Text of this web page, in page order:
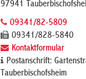
97941
09341/82-5809
09341/828-5840
Kontaktformular
Postanschrift:
Tauberbischofsheim